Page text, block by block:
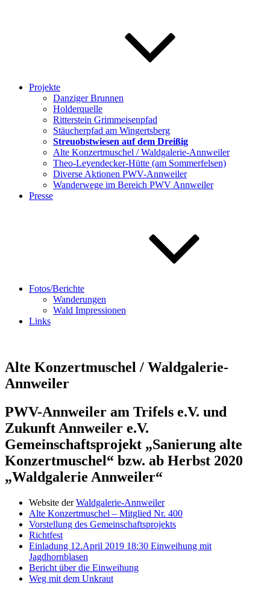
Projekte
Danziger Brunnen
Holderquelle
Ritterstein Grimmeisenpfad
Stäucherpfad am Wingertsberg
Streuobstwiesen auf dem Dreißig
Alte Konzertmuschel / Waldgalerie-Annweiler
Theo-Leyendecker-Hütte (am Sommerfelsen)
Diverse Aktionen PWV-Annweiler
Wanderwege im Bereich PWV Annweiler
Presse
Fotos/Berichte
Wanderungen
Wald Impressionen
Links
Alte Konzertmuschel / Waldgalerie-
Annweiler
PWV-Annweiler am Trifels e.V. und
Zukunft Annweiler e.V.
Gemeinschaftsprojekt „Sanierung alte
Konzertmuschel“ bzw. ab Herbst 2020
„Waldgalerie Annweiler“
Website derWaldgalerie-Annweiler
Alte Konzertmuschel – Mitglied Nr. 400
Vorstellung des Gemeinschaftsprojekts
Richtfest
Einladung 12.April 2019 18:30 Einweihung mit
Jagdhornblasen
Bericht über die Einweihung
Weg mit dem Unkraut